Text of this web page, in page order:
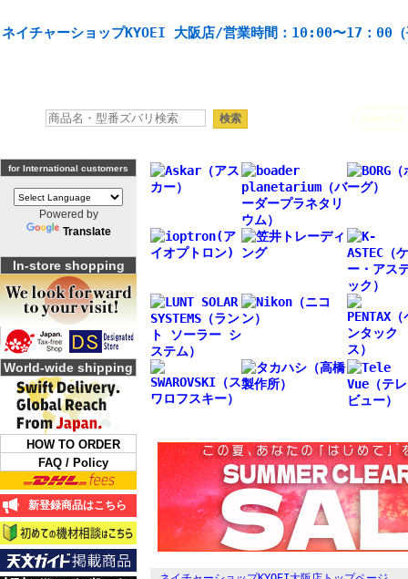
ネイチャーショップKYOEI 大阪店/営業時間：10:00〜17：00（
Seestar
for International customers
Powered by
Translate
In-store shopping
World-wide shipping
HOW TO ORDER
FAQ / Policy
新登録商品はこちら